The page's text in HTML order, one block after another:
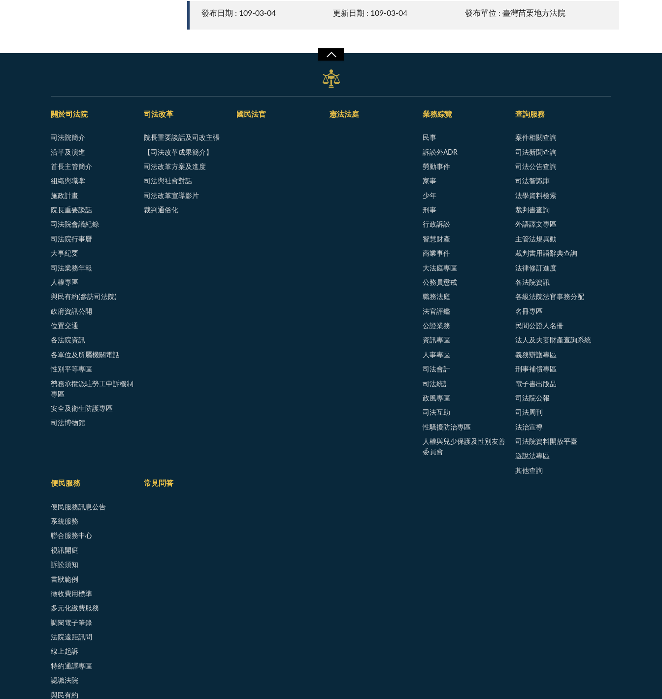
發布日期 : 109-03-04 更新日期 : 109-03-04 發布單位 : 臺灣苗栗地方法院
關於司法院
司法院簡介
沿革及演進
首長主管簡介
組織與職掌
施政計畫
院長重要談話
司法院會議紀錄
司法院行事曆
大事紀要
司法業務年報
人權專區
與民有約(參訪司法院)
政府資訊公開
位置交通
各法院資訊
各單位及所屬機關電話
性別平等專區
勞務承攬派駐勞工申訴機制
專區
安全及衛生防護專區
司法博物館
司法改革
院長重要談話及司改主張
【司法改革成果簡介】
司法改革方案及進度
司法與社會對話
司法改革宣導影片
裁判通俗化
國民法官 憲法法庭 業務綜覽
民事
訴訟外ADR
勞動事件
家事
少年
刑事
行政訴訟
智慧財產
商業事件
大法庭專區
公務員懲戒
職務法庭
法官評鑑
公證業務
資訊專區
人事專區
司法會計
司法統計
政風專區
司法互助
性騷擾防治專區
人權與兒少保護及性別友善
委員會
查詢服務
案件相關查詢
司法新聞查詢
司法公告查詢
司法智識庫
法學資料檢索
裁判書查詢
外語譯文專區
主管法規異動
裁判書用語辭典查詢
法律修訂進度
各法院資訊
各級法院法官事務分配
名冊專區
民間公證人名冊
法人及夫妻財產查詢系統
義務辯護專區
刑事補償專區
電子書出版品
司法院公報
司法周刊
法治宣導
司法院資料開放平臺
遊說法專區
其他查詢
便民服務
便民服務訊息公告
系統服務
聯合服務中心
視訊開庭
訴訟須知
書狀範例
徵收費用標準
多元化繳費服務
調閱電子筆錄
法院遠距訊問
線上起訴
特約通譯專區
認識法院
與民有約
常見問答